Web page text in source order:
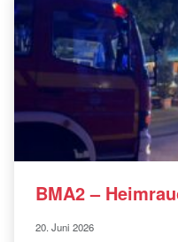
BMA2 –
20. Juni 2026